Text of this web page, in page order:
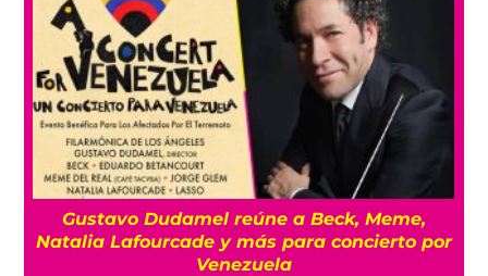
Gustavo Dudamel reúne a Beck, Meme,
Natalia Lafourcade y más para concierto por
Venezuela